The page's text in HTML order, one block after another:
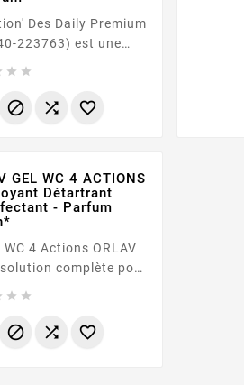
223763) est une
lavante
en format
pour les secteurs de
de la
et de la santé.
une...
 
  
GEL WC 4 ACTIONS
Détartrant
- Parfum
complète pour
de vos sanitaires.
et son flacon flex
 
  